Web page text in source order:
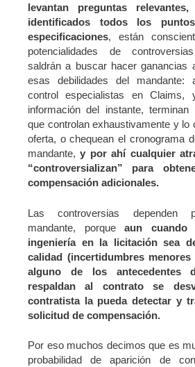
levantan preguntas
identificados todos los
especificaciones, están
potencialidades de
saldrán a buscar hacer ganancias
esas debilidades del mandante:
control especialistas en
información del instante,
que controlan exhaustivamente y lo
oferta, o chequean el cronograma
mandante, y por ahí cualquier
“controversializan” para
compensación adicionales.
Las controversias dependen
mandante, porqueaun
ingeniería en la licitación sea
calidad (incertidumbres
alguno de los antecedentes
respaldan al contrato se
contratista la pueda detectar y
solicitud de compensación.
Por eso muchos decimos que es
probabilidad de aparición de